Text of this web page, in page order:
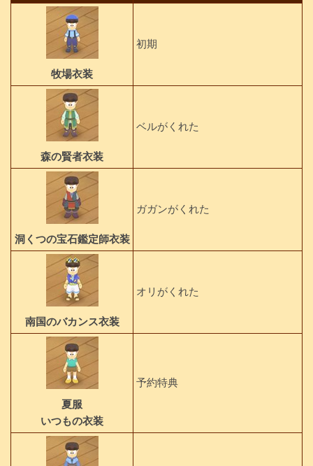
牧場衣装
初期
森の賢者衣装
ベルがくれた
洞くつの宝石鑑定師衣装
ガガンがくれた
南国のバカンス衣装
オリがくれた
夏服
いつもの衣装
予約特典